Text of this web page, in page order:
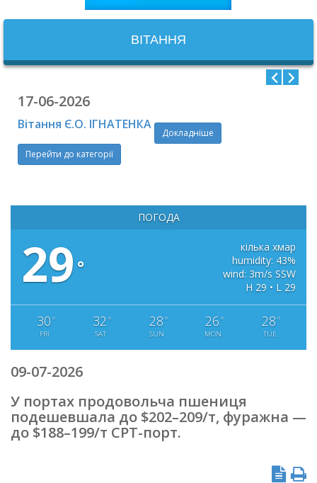
ВІТАННЯ
17-06-2026
Вітання Є.О. ІГНАТЕНКА
Докладніше
Перейти до категорії
ПОГОДА
29°
кілька хмар
humidity: 43%
wind: 3m/s SSW
H 29 • L 29
30 °
FRI
32 °
SAT
28 °
SUN
26 °
MON
28 °
TUE
09-07-2026
У портах продовольча пшениця
подешевшала до $202–209/т, фуражна —
до $188–199/т CPT-порт.